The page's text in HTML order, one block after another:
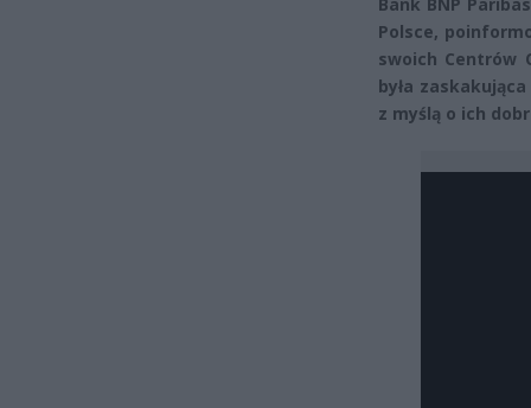
Polsce,
swoich Centrów
była
z myślą o ich